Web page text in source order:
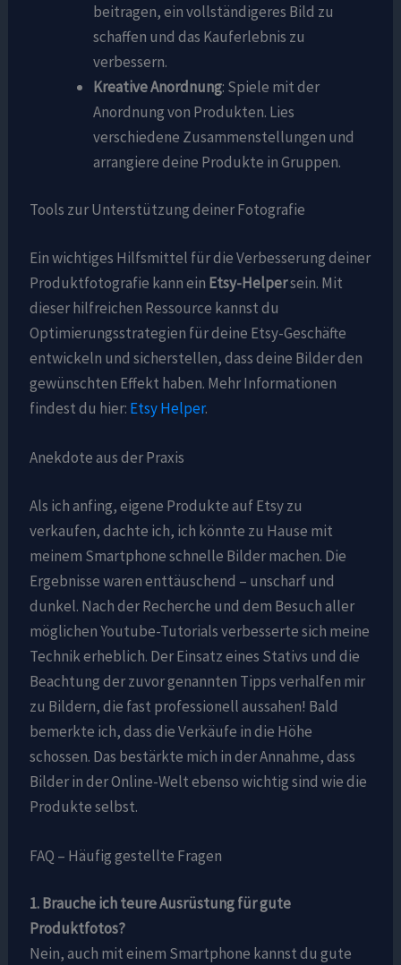
beitragen, ein vollständigeres Bild zu
schaffen und das Kauferlebnis zu
verbessern.
Kreative Anordnung: Spiele mit der
Anordnung von Produkten. Lies
verschiedene Zusammenstellungen und
arrangiere deine Produkte in Gruppen.
Tools zur Unterstützung deiner Fotografie
Ein wichtiges Hilfsmittel für die Verbesserung deiner
Produktfotografie kann ein Etsy-Helpersein. Mit
dieser hilfreichen Ressource kannst du
Optimierungsstrategien für deine Etsy-Geschäfte
entwickeln und sicherstellen, dass deine Bilder den
gewünschten Effekt haben. Mehr Informationen
findest du hier: Etsy Helper.
Anekdote aus der Praxis
Als ich anfing, eigene Produkte auf Etsy zu
verkaufen, dachte ich, ich könnte zu Hause mit
meinem Smartphone schnelle Bilder machen. Die
Ergebnisse waren enttäuschend – unscharf und
dunkel. Nach der Recherche und dem Besuch aller
möglichen Youtube-Tutorials verbesserte sich meine
Technik erheblich. Der Einsatz eines Stativs und die
Beachtung der zuvor genannten Tipps verhalfen mir
zu Bildern, die fast professionell aussahen! Bald
bemerkte ich, dass die Verkäufe in die Höhe
schossen. Das bestärkte mich in der Annahme, dass
Bilder in der Online-Welt ebenso wichtig sind wie die
Produkte selbst.
FAQ – Häufig gestellte Fragen
1. Brauche ich teure Ausrüstung für gute
Produktfotos?
Nein, auch mit einem Smartphone kannst du gute